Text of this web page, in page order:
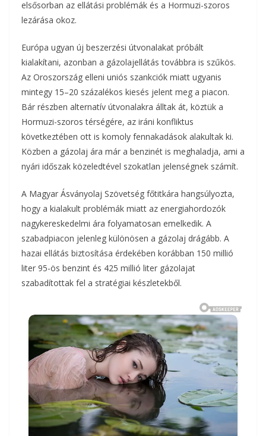
elsősorban az ellátási problémák és a Hormuzi-szoros
lezárása okoz.
Európa ugyan új beszerzési útvonalakat próbált
kialakítani, azonban a gázolajellátás továbbra is szűkös.
Az Oroszország elleni uniós szankciók miatt ugyanis
mintegy 15–20 százalékos kiesés jelent meg a piacon.
Bár részben alternatív útvonalakra álltak át, köztük a
Hormuzi-szoros térségére, az iráni konfliktus
következtében ott is komoly fennakadások alakultak ki.
Közben a gázolaj ára már a benzinét is meghaladja, ami a
nyári időszak közeledtével szokatlan jelenségnek számít.
A Magyar Ásványolaj Szövetség főtitkára hangsúlyozta,
hogy a kialakult problémák miatt az energiahordozók
nagykereskedelmi ára folyamatosan emelkedik. A
szabadpiacon jelenleg különösen a gázolaj drágább. A
hazai ellátás biztosítása érdekében korábban 150 millió
liter 95-ös benzint és 425 millió liter gázolajat
szabadítottak fel a stratégiai készletekből.